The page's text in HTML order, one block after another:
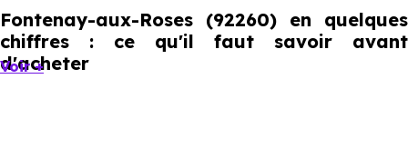
Fontenay-aux-Roses (92260) en quelques
chiffres : ce qu'il faut savoir avant
d'acheter
Voir +